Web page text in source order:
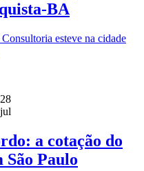
BA
esteve na cidade
28
jul
a cotação do
São Paulo